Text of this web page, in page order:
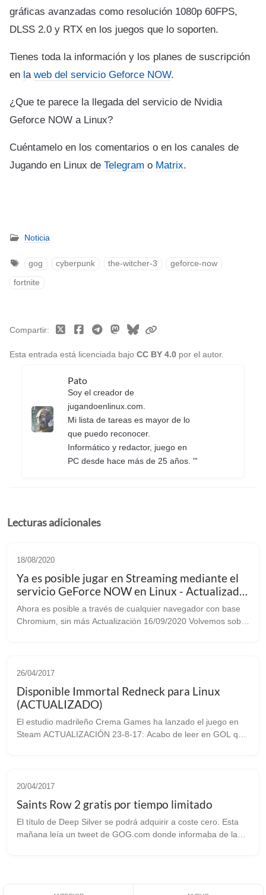
gráficas avanzadas como resolución 1080p 60FPS,
DLSS 2.0 y RTX en los juegos que lo soporten.
Tienes toda la información y los planes de suscripción
en la web del servicio Geforce NOW.
¿Que te parece la llegada del servicio de Nvidia
Geforce NOW a Linux?
Cuéntamelo en los comentarios o en los canales de
Jugando en Linux de Telegram o Matrix.
Noticia
gog cyberpunk the-witcher-3 geforce-now
fortnite
Esta entrada está licenciada bajo CC BY 4.0 por el autor.
Compartir
Pato
Soy el creador de
jugandoenlinux.com.
Mi lista de tareas es mayor de lo
que puedo reconocer.
Informático y redactor, juego en
PC desde hace más de 25 años. "'
Lecturas adicionales
18/08/2020
Ya es posible jugar en Streaming mediante el
servicio GeForce NOW en Linux - Actualizado
-
Ahora es posible a través de cualquier navegador con base
Chromium, sin más Actualización 16/09/2020 Volvemos sobre
26/04/2017
Disponible Immortal Redneck para Linux
(ACTUALIZADO)
El estudio madrileño Crema Games ha lanzado el juego en
Steam ACTUALIZACIÓN 23-8-17: Acabo de leer en GOL que
20/04/2017
Saints Row 2 gratis por tiempo limitado
El título de Deep Silver se podrá adquirir a coste cero. Esta
mañana leía un tweet de GOG.com donde informaba de la